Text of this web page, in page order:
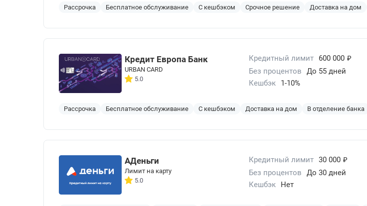
Рассрочка Бесплатное обслуживание С кешбэком Срочное решение Доставка на дом
Кредит Европа Банк
URBAN CARD
5.0
Кредитный лимит 600 000 ₽
Без процентов
До 55 дней
Кешбэк
1-10%
Рассрочка Бесплатное обслуживание С кешбэком Доставка на дом В отделение банка
АДеньги
Лимит на карту
5.0
Кредитный лимит 30 000 ₽
Без процентов
До 30 дней
Кешбэк
Нет